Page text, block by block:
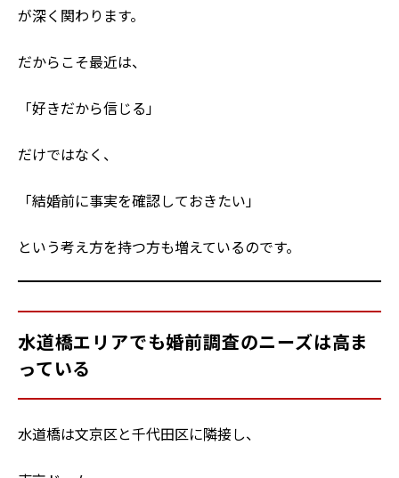
が深く関わります。
だからこそ最近は、
「好きだから信じる」
だけではなく、
「結婚前に事実を確認しておきたい」
という考え方を持つ方も増えているのです。
水道橋エリアでも婚前調査のニーズは高ま
っている
水道橋は文京区と千代田区に隣接し、